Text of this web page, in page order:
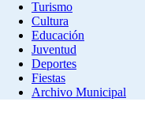
Turismo
Cultura
Educación
Juventud
Deportes
Fiestas
Archivo Municipal